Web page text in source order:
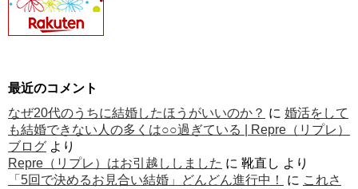
最近のコメント
なぜ20代のうちに結婚したほうがいいのか？ に 婚活をして
も結婚できない人の多くは○○過ぎている | Repre（リプレ）
ブログ より
Repre（リプレ）はお引越ししました に 靴直し より
「5回で決めるお見合い結婚」どんどん進行中！
に これさ